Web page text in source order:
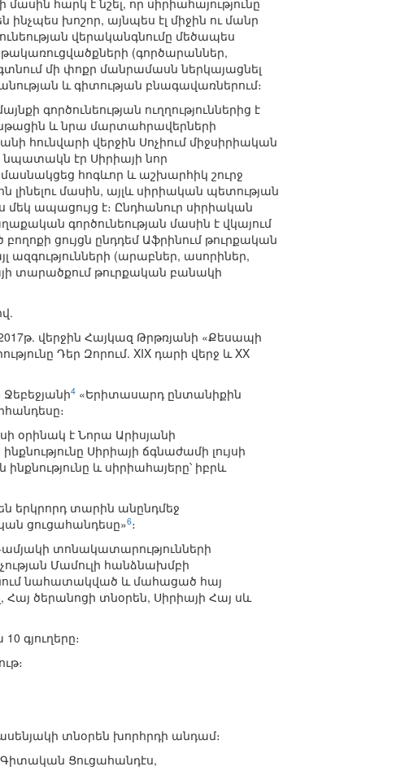
հարկ է նշել, որ սիրիահայությունը
խոշոր, այնպես էլ միջին ու մանր
վերականգնումը մեծապես
(գործարաններ,
մի փոքր մանրամասն ներկայացնել
և գիտության բնագավառներում։
գործունեության ուղղություններից է
և նրա մարտահրավերների
հունվարի վերջին Սոչիում միջսիրիական
նպատակն էր Սիրիայի նոր
հոգևոր և աշխարհիկ շուրջ
լինելու մասին, այլև սիրիական պետության
ապացույց է։ Ընդհանուր սիրիական
գործունեության մասին է վկայում
ցույցն ընդդեմ Աֆրինում թուրքական
ազգությունների (արաբներ, ասորիներ,
տարածքում թուրքական բանակի
վերջին Հայկազ Թրթռյանի «Քեսապի
Դեր Զորում. XIX դարի վերջ և XX
Ջեբեջյանի4 «Երիտասարդ ընտանիքին
օրինակ է Նորա Արիսյանի
Սիրիայի ճգնաժամի լույսի
և սիրիահայերը՝ իբրև
երկրորդ տարին անընդմեջ
ցուցահանդեսը»6։
ամյակի տոնակատարությունների
Մամուլի հանձնախմբի
նահատակված և մահացած հայ
ծերանոցի տնօրեն, Սիրիայի Հայ սև
գյուղերը։
տնօրեն խորհրդի անդամ։
Գիտական Ցուցահանդէս,